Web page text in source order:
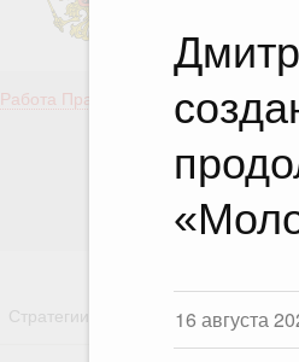
16 августа
Работа Правительства
Стратегии Государственные